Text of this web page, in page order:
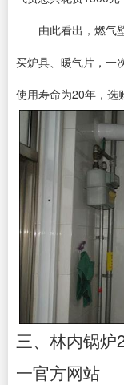
由此看出，燃气壁
买炉具、暖气片，一
使用寿命为20年，选
三、林内锅
一官方网站